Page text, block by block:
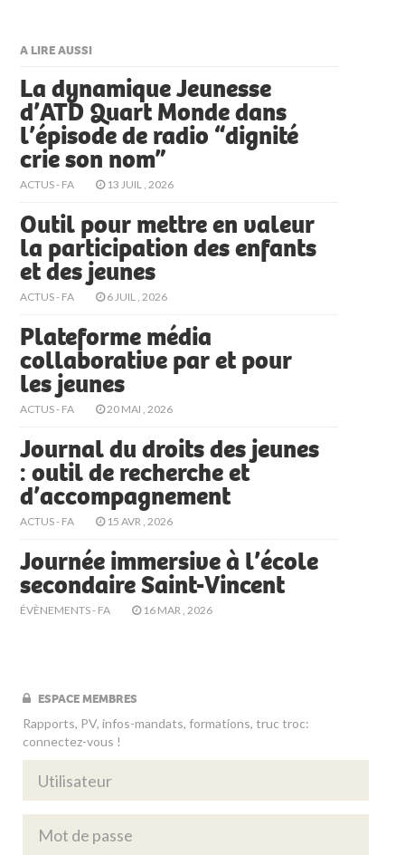
A LIRE AUSSI
La dynamique Jeunesse
d’ATD Quart Monde dans
l’épisode de radio “dignité
crie son nom”
ACTUS - FA 13 JUIL , 2026
Outil pour mettre en valeur
la participation des enfants
et des jeunes
ACTUS - FA 6 JUIL , 2026
Plateforme média
collaborative par et pour
les jeunes
ACTUS - FA 20 MAI , 2026
Journal du droits des jeunes
: outil de recherche et
d’accompagnement
ACTUS - FA 15 AVR , 2026
Journée immersive à l’école
secondaire Saint-Vincent
ÉVÈNEMENTS - FA 16 MAR , 2026
ESPACE MEMBRES
Rapports, PV, infos-mandats, formations, truc troc:
connectez-vous !